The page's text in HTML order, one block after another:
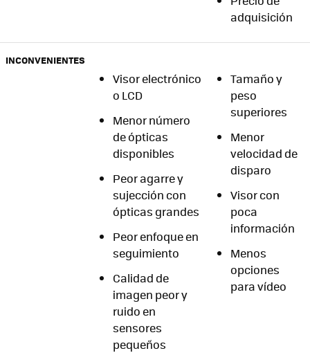
adquisición
INCONVENIENTES
Visor electrónico
o LCD
Menor número
de ópticas
disponibles
Peor agarre y
sujección con
ópticas grandes
Peor enfoque en
seguimiento
Calidad de
imagen peor y
ruido en
sensores
pequeños
Tamaño y
peso
superiores
Menor
velocidad de
disparo
Visor con
poca
información
Menos
opciones
para vídeo